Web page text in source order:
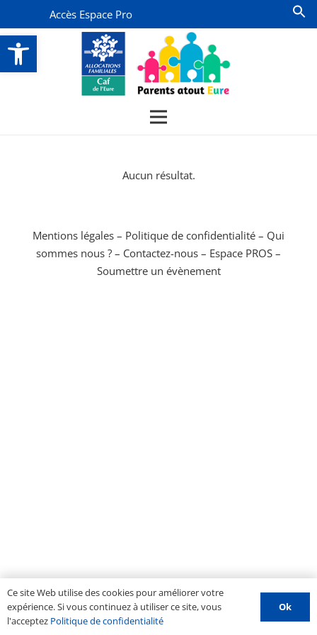
Ouvrir la barre d’outils
Accès Espace Pro
Aucun résultat.
Mentions légales – Politique de confidentialité – Qui
sommes nous ? – Contactez-nous – Espace PROS –
Soumettre un évènement
Ce site Web utilise des cookies pour améliorer votre
expérience. Si vous continuez à utiliser ce site, vous
l'acceptez Politique de confidentialité
Ok